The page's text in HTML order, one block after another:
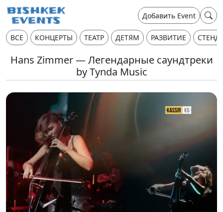
Добавить Event
ВСЕ КОНЦЕРТЫ ТЕАТР ДЕТЯМ РАЗВИТИЕ
Hans Zimmer — Легендарные саундтреки
by Tynda Music